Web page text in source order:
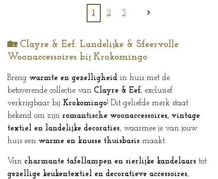
1 2 3
🏡 Clayre & Eef: Landelijke & Sfeervolle
Woonaccessoires bij Krokomingo
Breng warmte en gezelligheid in huis met de
betoverende collectie van Clayre & Eef, exclusief
verkrijgbaar bij Krokomingo! Dit geliefde merk staat
bekend om zijn romantische woonaccessoires, vintage
textiel en landelijke decoraties, waarmee je van jouw
huis een warme en knusse thuisbasis maakt.
Van charmante tafellampen en sierlijke kandelaars tot
gezellige keukentextiel en decoratieve accessoires,